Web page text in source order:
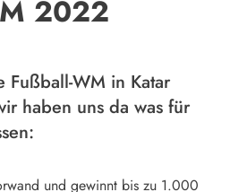
2022
Fußball-WM in Katar
haben uns da was für
und gewinnt bis zu 1.000